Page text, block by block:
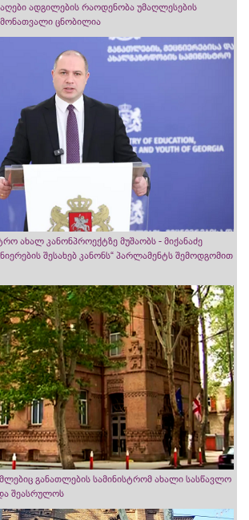
ადგილების რაოდენობა უმაღლესების
ცნობილია
ახალ კანონპროექტზე მუშაობს - მიქანაძე
შესახებ კანონს“ პარლამენტს შემოდგომით
განათლების სამინისტრომ ახალი სასწავლო
შეასრულოს